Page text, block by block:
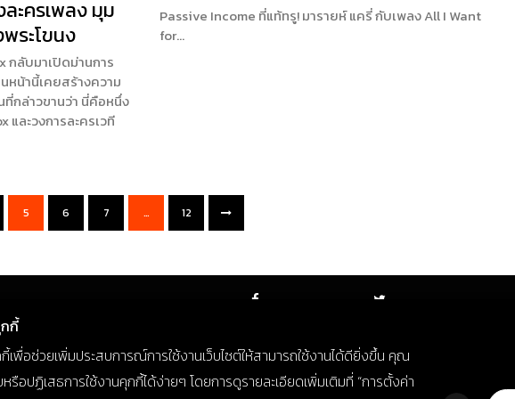
Passive Income ที่แท้ทรู! มารายห์ แครี่ กับเพลง All I Want
for…
ะครเพลง มุม
ระโขนง
กลับมาเปิดม่านการ
หน้านี้เคยสร้างความ
ที่กล่าวขานว่า นี่คือหนึ่ง
ละวงการละครเวที
5 6 7 … 12
กี้
กี้เพื่อช่วยเพิ่มประสบการณ์การใช้งานเว็บไซต์ให้สามารถใช้งานได้ดียิ่งขึ้น คุณ
รือปฏิเสธการใช้งานคุกกี้ได้ง่ายๆ โดยการดูรายละเอียดเพิ่มเติมที่ “การตั้งค่า